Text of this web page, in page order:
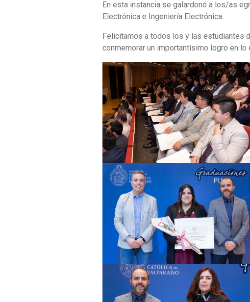
En esta instancia se galardonó a los/as
Electrónica e Ingeniería Electrónica.
Felicitamos a todos los y las estudiantes
conmemorar un importantísimo logro en